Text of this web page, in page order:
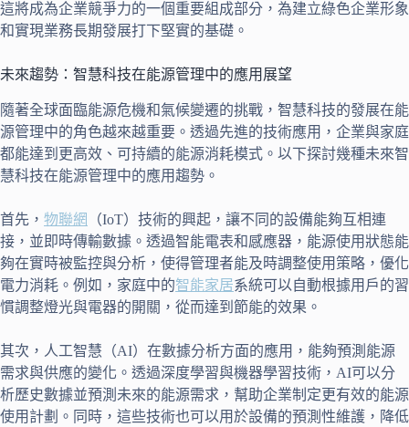
這將成為企業競爭力的一個重要組成部分，為建立綠色企業形象
和實現業務長期發展打下堅實的基礎。
未來趨勢：智慧科技在能源管理中的應用展望
隨著全球面臨能源危機和氣候變遷的挑戰，智慧科技的發展在能
源管理中的角色越來越重要。透過先進的技術應用，企業與家庭
都能達到更高效、可持續的能源消耗模式。以下探討幾種未來智
慧科技在能源管理中的應用趨勢。
首先， 物聯網
（IoT）技術的興起，讓不同的設備能夠互相連
接，並即時傳輸數據。透過智能電表和感應器，能源使用狀態能
夠在實時被監控與分析，使得管理者能及時調整使用策略，優化
電力消耗。例如，家庭中的智能家居系統可以自動根據用戶的習
慣調整燈光與電器的開關，從而達到節能的效果。
其次，人工智慧（AI）在數據分析方面的應用，能夠預測能源
需求與供應的變化。透過深度學習與機器學習技術，AI可以分
析歷史數據並預測未來的能源需求，幫助企業制定更有效的能源
使用計劃。同時，這些技術也可以用於設備的預測性維護，降低